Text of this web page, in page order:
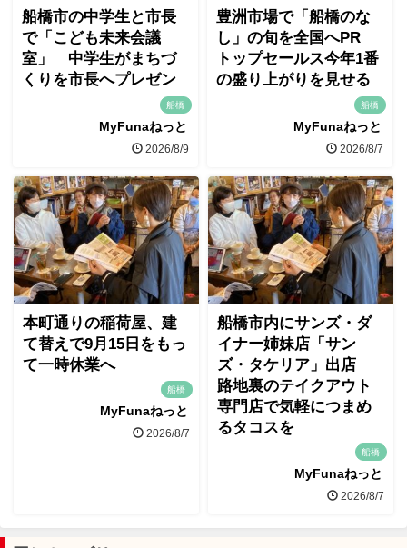
船橋市の中学生と市長
で「こども未来会議
室」 中学生がまちづ
くりを市長へプレゼン
船橋
MyFunaねっと
2026/8/9
豊洲市場で「船橋のな
し」の旬を全国へPR
トップセールス今年1番
の盛り上がりを見せる
船橋
MyFunaねっと
2026/8/7
本町通りの稲荷屋、建
て替えで9月15日をもっ
て一時休業へ
船橋
MyFunaねっと
2026/8/7
船橋市内にサンズ・ダ
イナー姉妹店「サン
ズ・タケリア」出店
路地裏のテイクアウト
専門店で気軽につまめ
るタコスを
船橋
MyFunaねっと
2026/8/7